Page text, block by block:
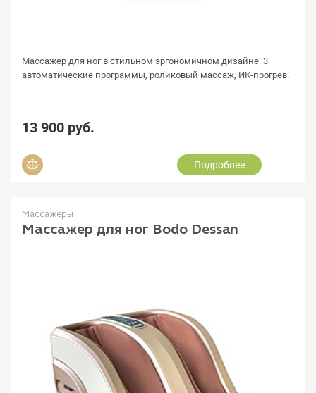
Массажер для ног в стильном эргономичном дизайне. 3
автоматические программы, роликовый массаж, ИК-прогрев.
13 900 руб.
Подробнее
Массажеры
Массажер для ног Bodo Dessan